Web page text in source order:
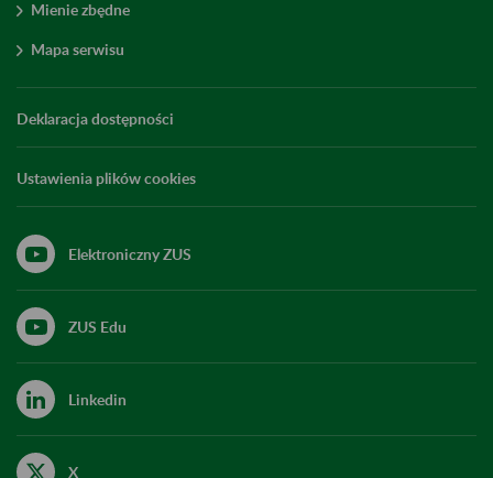
Mienie zbędne
Mapa serwisu
Deklaracja dostępności
Ustawienia plików cookies
Elektroniczny ZUS
ZUS Edu
Linkedin
X